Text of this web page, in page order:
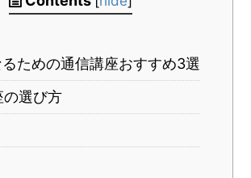
ための通信講座おすすめ3選
選び方